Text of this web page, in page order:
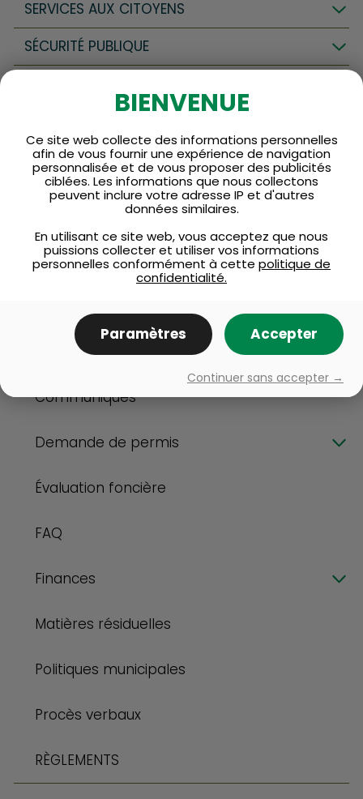
SERVICES AUX CITOYENS
SÉCURITÉ PUBLIQUE
Avis publics
Bilan annuel pour la qualité de l’eau potable
PROTECTION DES PRISES D’EAU POTABLE
CALENDRIER
Communiqués
Demande de permis
Évaluation foncière
FAQ
Finances
Matières résiduelles
Politiques municipales
Procès verbaux
RÈGLEMENTS
BIENVENUE
Ce site web collecte des informations personnelles
afin de vous fournir une expérience de navigation
personnalisée et de vous proposer des publicités
ciblées. Les informations que nous collectons
peuvent inclure votre adresse IP et d'autres
données similaires.
En utilisant ce site web, vous acceptez que nous
puissions collecter et utiliser vos informations
personnelles conformément à cette politique de
confidentialité.
Paramètres Accepter
Continuer sans accepter →